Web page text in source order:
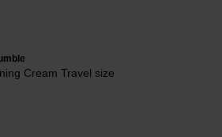
Cream Travel size